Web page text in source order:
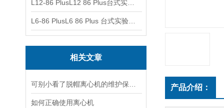
相关文章
如何正确使用离心机
产品介绍：